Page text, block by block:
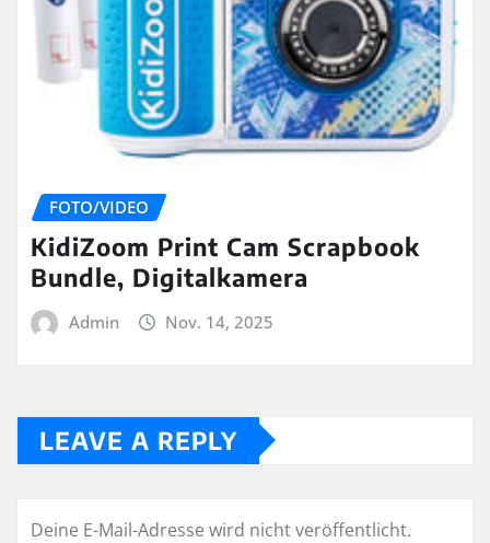
FOTO/VIDEO
KidiZoom Print Cam Scrapbook
Bundle, Digitalkamera
Admin Nov. 14, 2025
LEAVE A REPLY
Deine E-Mail-Adresse wird nicht veröffentlicht.